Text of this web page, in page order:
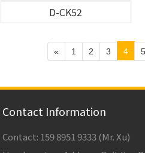
D-CK52
« 1 2 3 4 5
Contact Information
Contact: 159 8951 9333 (Mr. Xu)